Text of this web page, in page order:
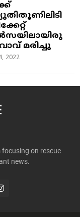
മരിച്ചു
2022
focusing on rescue
news.